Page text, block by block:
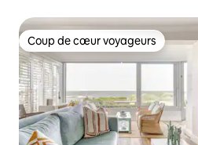
Coup de cœur voyageurs
Coup de cœur voyageurs